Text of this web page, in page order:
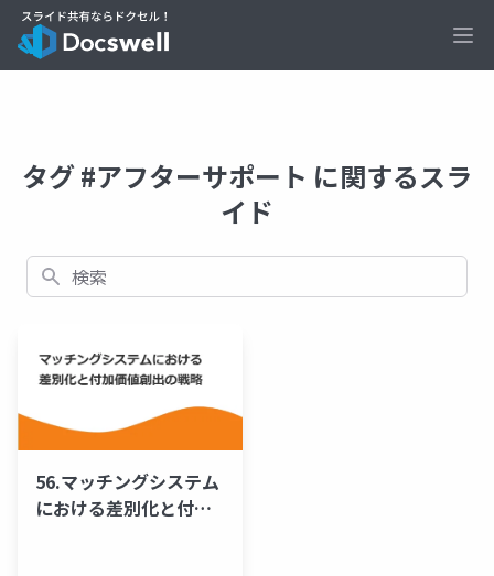
タグ #アフターサポート に関するスラ
イド
検索
56.マッチングシステム
における差別化と付加